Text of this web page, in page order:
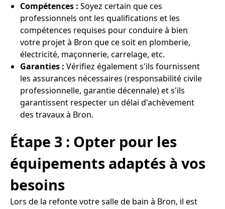
Compétences : Soyez certain que ces
professionnels ont les qualifications et les
compétences requises pour conduire à bien
votre projet à Bron que ce soit en plomberie,
électricité, maçonnerie, carrelage, etc.
Garanties : Vérifiez également s'ils fournissent
les assurances nécessaires (responsabilité civile
professionnelle, garantie décennale) et s'ils
garantissent respecter un délai d'achèvement
des travaux à Bron.
Étape 3 : Opter pour les
équipements adaptés à vos
besoins
Lors de la refonte votre salle de bain à Bron, il est